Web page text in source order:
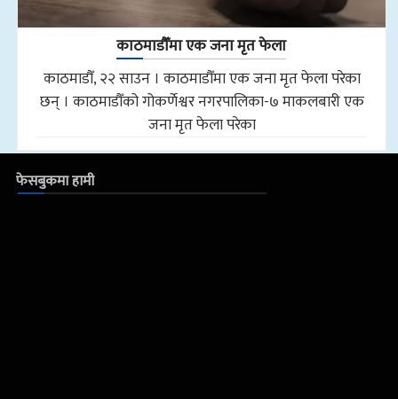
काठमाडौँमा एक जना मृत फेला
काठमाडौँ, २२ साउन । काठमाडौँमा एक जना मृत फेला परेका
छन् । काठमाडौँको गोकर्णेश्वर नगरपालिका-७ माकलबारी एक
जना मृत फेला परेका
फेसबुकमा हामी